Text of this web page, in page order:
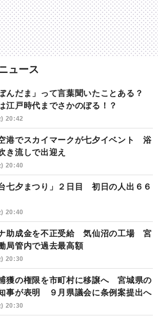
ュース
ぼんだま」って言葉聞いたことある？
江戸時代までさかのぼる！？
20:42
港でスカイマークが七夕イベント 浴
き流しで出迎え
20:40
台七夕まつり」２日目 初日の人出６６
20:40
助成金を不正受給 気仙沼の工場 宮
局管内で過去最高額
20:30
獲の権限を市町村に移譲へ 宮城県の
事が表明 ９月県議会に条例案提出へ
20:30